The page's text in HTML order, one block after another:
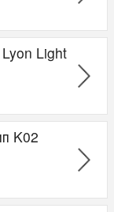
Lyon Light
K02